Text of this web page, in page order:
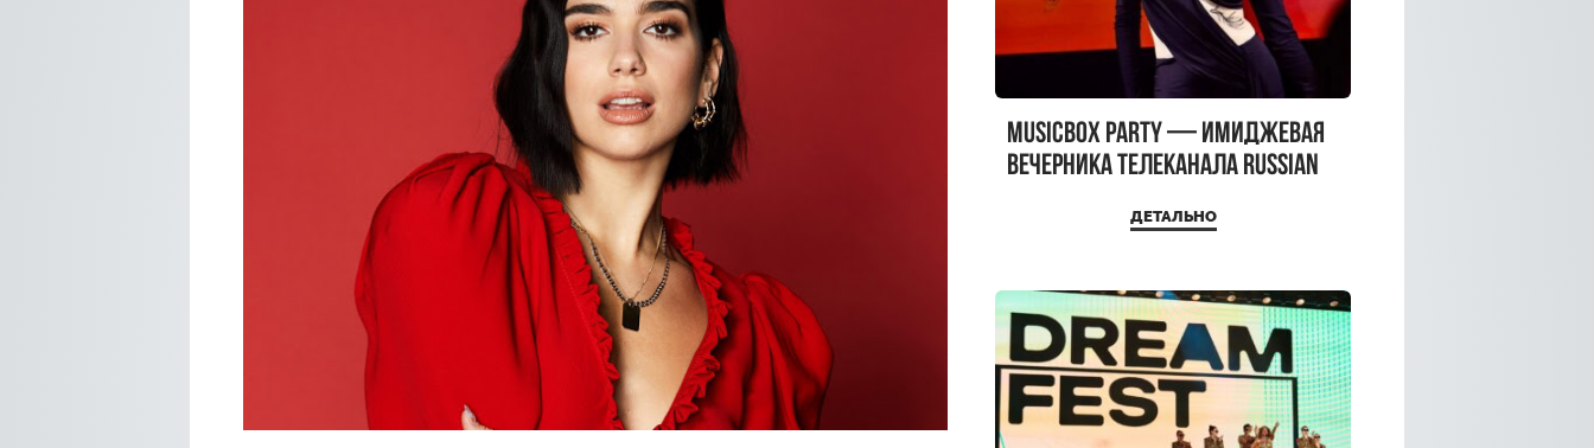
MUSICBOX PARTY — имиджевая
вечерника телеканала RUSSIAN
ДЕТАЛЬНО